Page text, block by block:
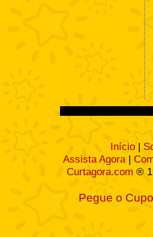
Início |
Assista Agora|
Curtagora.com ®
Pegue o